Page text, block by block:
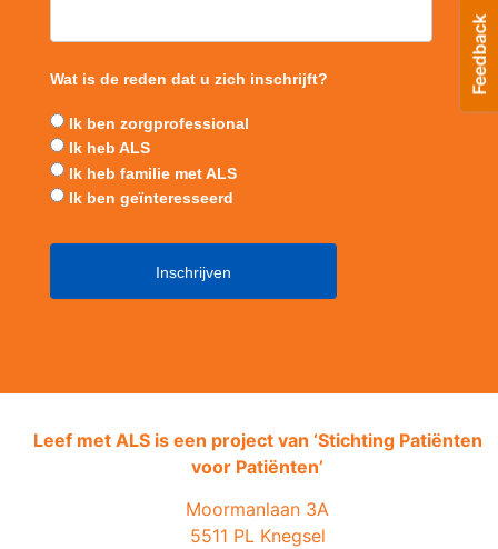
Wat is de reden dat u zich inschrijft?
Ik ben zorgprofessional
Ik heb ALS
Ik heb familie met ALS
Ik ben geïnteresseerd
Leef met ALS is een project van ‘Stichting Patiënten
voor Patiënten’
Moormanlaan 3A
5511 PL Knegsel